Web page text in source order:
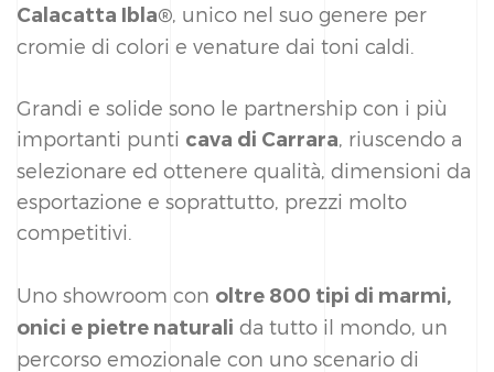
Calacatta Ibla® , unico nel suo genere per
cromie di colori e venature dai toni caldi.
Grandi e solide sono le partnership con i più
importanti punti cava di Carrara, riuscendo a
selezionare ed ottenere qualità, dimensioni da
esportazione e soprattutto, prezzi molto
competitivi.
Uno showroom con oltre 800 tipi di marmi,
onici e pietre naturali da tutto il mondo, un
percorso emozionale con uno scenario di